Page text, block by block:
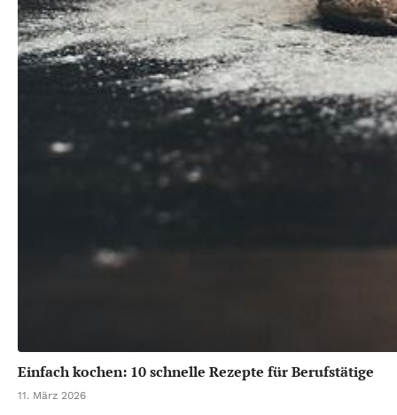
Einfach kochen: 10 schnelle Rezepte für Berufstätige
11. März 2026